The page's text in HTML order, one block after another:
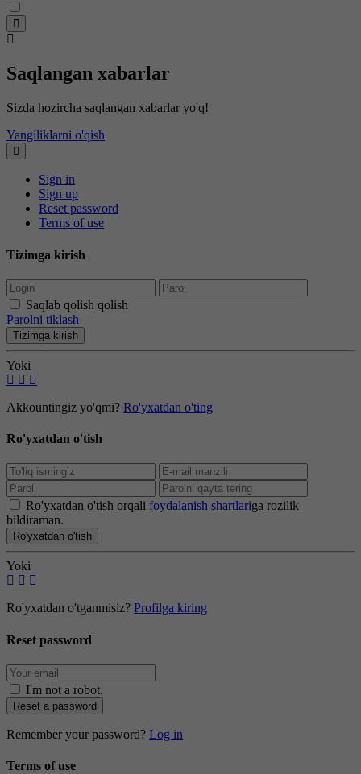
Saqlangan xabarlar
Sizda hozircha saqlangan xabarlar yo'q!
Yangiliklarni o'qish
Sign in
Sign up
Reset password
Terms of use
Tizimga kirish
Saqlab qolish qolish
Parolni tiklash
Tizimga kirish
Yoki
Akkountingiz yo'qmi? Ro'yxatdan o'ting
Ro'yxatdan o'tish
Ro'yxatdan o'tish orqali foydalanish shartlariga rozilik
bildiraman.
Ro'yxatdan o'tish
Yoki
Ro'yxatdan o'tganmisiz? Profilga kiring
Reset password
I'm not a robot.
Reset a password
Remember your password? Log in
Terms of use